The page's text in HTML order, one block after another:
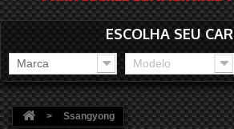
ESCOLHA SEU
Marca Modelo
> Ssangyong